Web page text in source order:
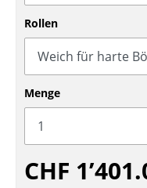
Einzelteile
... alle Sitzmöbel
Tische
Esstische
Beistelltische
Couchtische
Rollen
Menge
CHF